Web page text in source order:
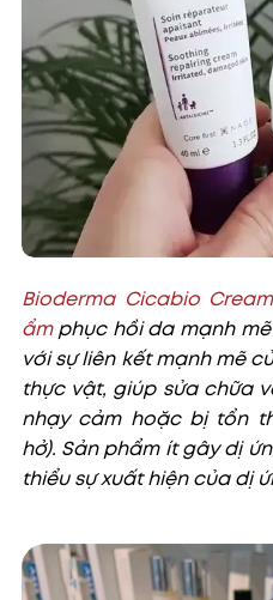
Bioderma Cicabio Cream
ẩmphục hồi da mạnh
với sự liên kết mạnh mẽ
thực vật, giúp sửa chữa
nhạy cảm hoặc bị tổn
hở). Sản phẩm ít gây dị
thiểu sự xuất hiện của dị